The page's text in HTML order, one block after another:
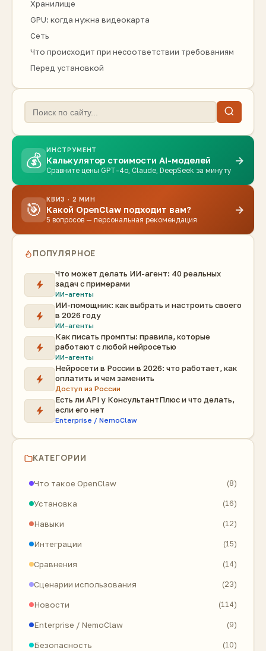
Хранилище
GPU: когда нужна видеокарта
Сеть
Что происходит при несоответствии требованиям
Перед установкой
💰
ИНСТРУМЕНТ
Калькулятор стоимости AI-моделей
Сравните цены GPT-4o, Claude, DeepSeek за минуту
→
🎯
КВИЗ · 2 МИН
Какой OpenClaw подходит вам?
5 вопросов — персональная рекомендация
→
ПОПУЛЯРНОЕ
Что может делать ИИ-агент: 40 реальных
задач с примерами
ИИ-агенты
ИИ-помощник: как выбрать и настроить своего
в 2026 году
ИИ-агенты
Как писать промпты: правила, которые
работают с любой нейросетью
ИИ-агенты
Нейросети в России в 2026: что работает, как
оплатить и чем заменить
Доступ из России
Есть ли API у КонсультантПлюс и что делать,
если его нет
Enterprise / NemoClaw
КАТЕГОРИИ
Что такое OpenClaw (8)
Установка (16)
Навыки (12)
Интеграции (15)
Сравнения (14)
Сценарии использования (23)
Новости (114)
Enterprise / NemoClaw (9)
Безопасность (10)